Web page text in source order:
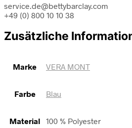
service.de@bettybarclay.com
+49 (0) 800 10 10 38
Zusätzliche
Marke VERA MONT
Farbe Blau
Material 100 % Polyester